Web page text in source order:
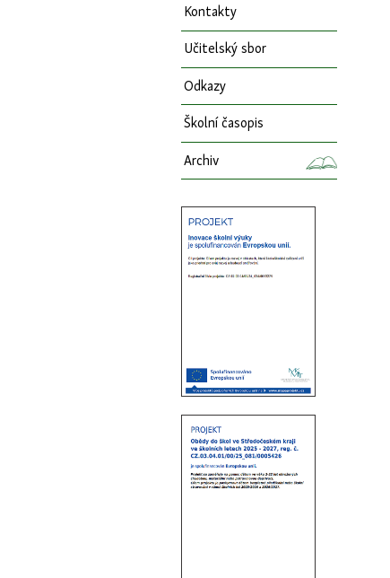
Kontakty
Učitelský sbor
Odkazy
Školní časopis
Archiv